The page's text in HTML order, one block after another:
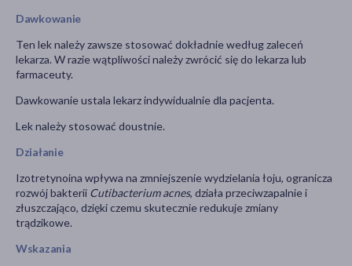
Dawkowanie
Ten lek należy zawsze stosować dokładnie według zaleceń
lekarza. W razie wątpliwości należy zwrócić się do lekarza lub
farmaceuty.
Dawkowanie ustala lekarz indywidualnie dla pacjenta.
Lek należy stosować doustnie.
Działanie
Izotretynoina wpływa na zmniejszenie wydzielania łoju, ogranicza
rozwój bakterii Cutibacterium acnes, działa przeciwzapalnie i
złuszczająco, dzięki czemu skutecznie redukuje zmiany
trądzikowe.
Wskazania